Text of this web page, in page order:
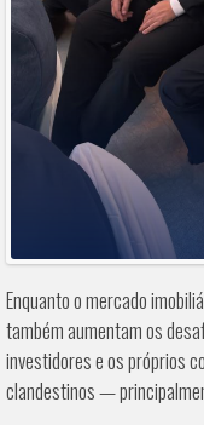
Enquanto o mercado
também aumentam os
investidores e os próprios
clandestinos —